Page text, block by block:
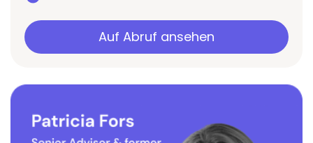
Auf Abruf ansehen